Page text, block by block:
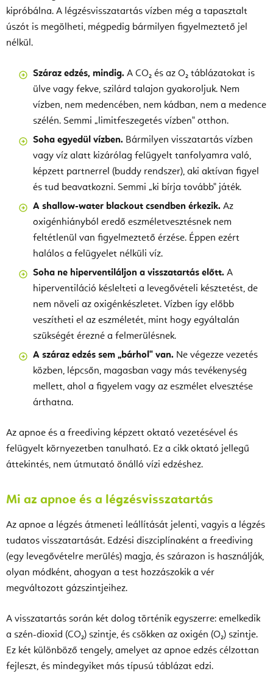
kipróbálna. A légzésvisszatartás vízben még a tapasztalt
úszót is megölheti, mégpedig bármilyen figyelmeztető jel
nélkül.
Száraz edzés, mindig. A CO₂ és az O₂ táblázatokat is
ülve vagy fekve, szilárd talajon gyakoroljuk. Nem
vízben, nem medencében, nem kádban, nem a medence
szélén. Semmi „limitfeszegetés vízben" otthon.
Soha egyedül vízben. Bármilyen visszatartás vízben
vagy víz alatt kizárólag felügyelt tanfolyamra való,
képzett partnerrel (buddy rendszer), aki aktívan figyel
és tud beavatkozni. Semmi „ki bírja tovább" játék.
A shallow-water blackout csendben érkezik. Az
oxigénhiányból eredő eszméletvesztésnek nem
feltétlenül van figyelmeztető érzése. Éppen ezért
halálos a felügyelet nélküli víz.
Soha ne hiperventiláljon a visszatartás előtt. A
hiperventiláció késlelteti a levegővételi késztetést, de
nem növeli az oxigénkészletet. Vízben így előbb
veszítheti el az eszméletét, mint hogy egyáltalán
szükségét érezné a felmerülésnek.
A száraz edzés sem „bárhol" van. Ne végezze vezetés
közben, lépcsőn, magasban vagy más tevékenység
mellett, ahol a figyelem vagy az eszmélet elvesztése
árthatna.
Az apnoe és a freediving képzett oktató vezetésével és
felügyelt környezetben tanulható. Ez a cikk oktató jellegű
áttekintés, nem útmutató önálló vízi edzéshez.
Mi az apnoe és a légzésvisszatartás
Az apnoe a légzés átmeneti leállítását jelenti, vagyis a légzés
tudatos visszatartását. Edzési diszciplínaként a freediving
(egy levegővételre merülés) magja, és szárazon is használják,
olyan módként, ahogyan a test hozzászokik a vér
megváltozott gázszintjeihez.
A visszatartás során két dolog történik egyszerre: emelkedik
a szén-dioxid (CO₂) szintje, és csökken az oxigén (O₂) szintje.
Ez két különböző tengely, amelyet az apnoe edzés célzottan
fejleszt, és mindegyiket más típusú táblázat edzi.